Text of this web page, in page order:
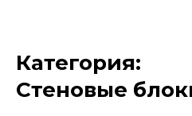
Категория:
Стеновые